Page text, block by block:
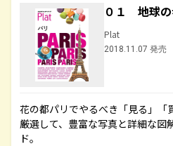
０１ 地球
Plat
2018.11.07 発売
花の都パリでやるべき「見る」「
厳選して、豊富な写真と詳細な図
ド。